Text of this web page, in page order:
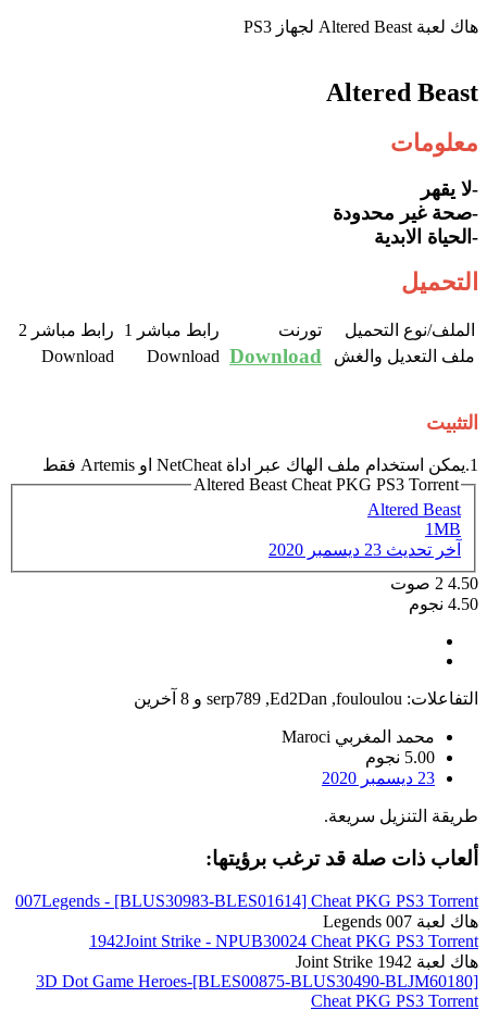
هاك لعبة Altered Beast لجهاز PS3
Altered Beast
معلومات
-لا يقهر
-صحة غير محدودة
-الحياة الابدية
التحميل
الملف/نوع التحميل​ تورنت​ رابط مباشر 1​
رابط مباشر 2​
ملف التعديل والغش​
Download
Download​
Download​
التثبيت
1.يمكن استخدام ملف الهاك عبر اداة NetCheat او Artemis فقط
Altered Beast Cheat PKG PS3 Torrent
Altered Beast
1MB
آخر تحديث 23 ديسمبر 2020
4.50
2 صوت
4.50 نجوم
التفاعلات: fouloulou
,
Ed2Dan
,
serp789 و 8 آخرين
محمد المغربي Maroci
5.00 نجوم
23 ديسمبر 2020
طريقة التنزيل سريعة.
ألعاب ذات صلة قد ترغب برؤيتها:
007Legends - [BLUS30983-BLES01614] Cheat PKG PS3 Torrent
هاك لعبة 007 Legends
1942Joint Strike - NPUB30024 Cheat PKG PS3 Torrent
هاك لعبة 1942 Joint Strike
3D Dot Game Heroes-[BLES00875-BLUS30490-BLJM60180]
Cheat PKG PS3 Torrent